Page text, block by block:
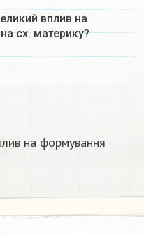
вплив на
сх. материку?​
на формування